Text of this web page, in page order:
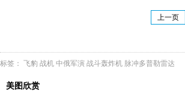
上一页
标签： 飞豹 战机 中俄军演 战斗轰炸机 脉冲多普勒雷达
美图欣赏